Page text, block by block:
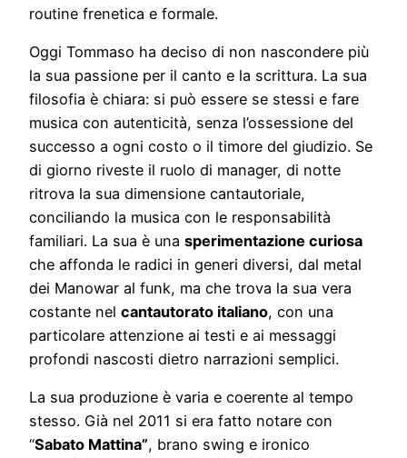
routine frenetica e formale.
Oggi Tommaso ha deciso di non nascondere più
la sua passione per il canto e la scrittura. La sua
filosofia è chiara: si può essere se stessi e fare
musica con autenticità, senza l’ossessione del
successo a ogni costo o il timore del giudizio. Se
di giorno riveste il ruolo di manager, di notte
ritrova la sua dimensione cantautoriale,
conciliando la musica con le responsabilità
familiari. La sua è una sperimentazione curiosa
che affonda le radici in generi diversi, dal metal
dei Manowar al funk, ma che trova la sua vera
costante nel cantautorato italiano, con una
particolare attenzione ai testi e ai messaggi
profondi nascosti dietro narrazioni semplici.
La sua produzione è varia e coerente al tempo
stesso. Già nel 2011 si era fatto notare con
“Sabato Mattina”, brano swing e ironico